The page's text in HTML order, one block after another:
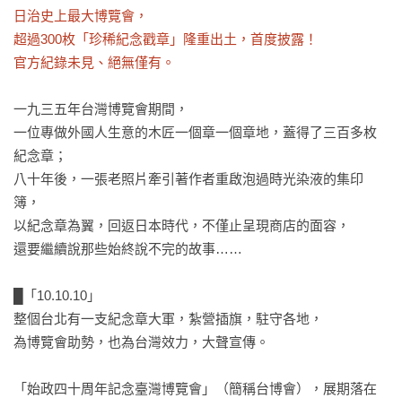
日治史上最大博覽會，
超過300枚「珍稀紀念戳章」隆重出土，首度披露！
官方紀錄未見、絕無僅有。
一九三五年台灣博覽會期間，
一位專做外國人生意的木匠一個章一個章地，蓋得了三百多枚
紀念章；
八十年後，一張老照片牽引著作者重啟泡過時光染液的集印
簿，
以紀念章為翼，回返日本時代，不僅止呈現商店的面容，
還要繼續說那些始終說不完的故事……
█「10.10.10」
整個台北有一支紀念章大軍，紮營插旗，駐守各地，
為博覽會助勢，也為台灣效力，大聲宣傳。
「始政四十周年記念臺灣博覽會」（簡稱台博會），展期落在